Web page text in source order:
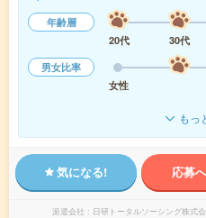
年齢層
20代
30代
男女比率
女性
もっ
気になる! 応募
派遣会社 日研トータルソーシング株